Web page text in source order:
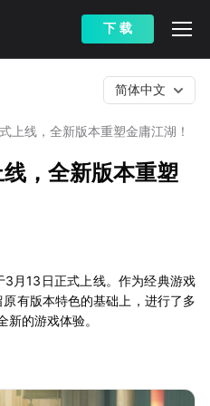
下 载
上线，全新版本重塑金庸江湖！
简体中文
，全新版本重塑
月13日正式上线。作为经典游戏
有版本特色的基础上，进行了多
的游戏体验。